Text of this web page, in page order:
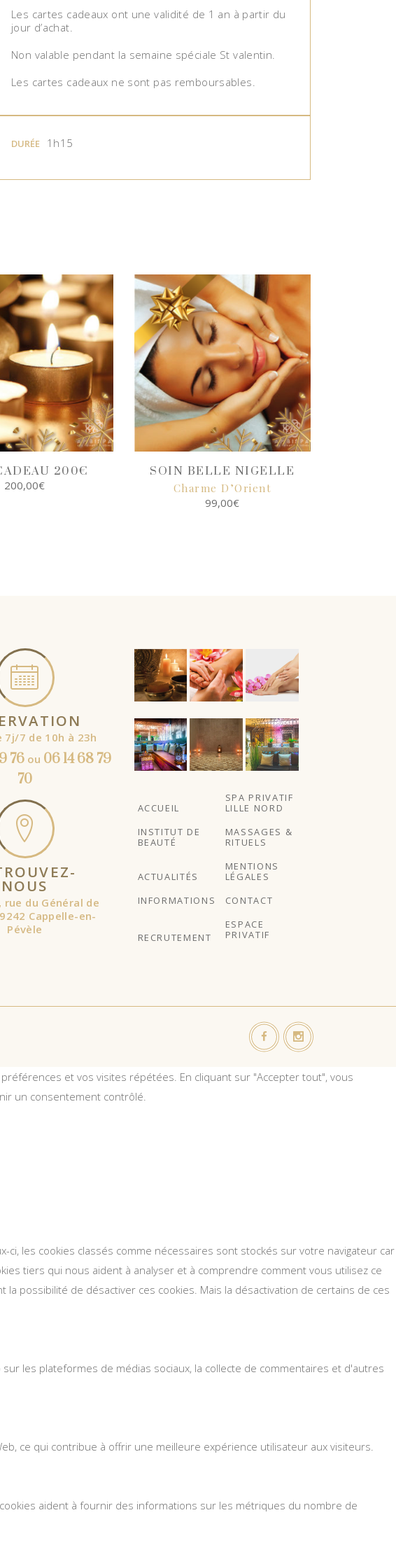
Les cartes cadeaux ont une validité de 1 an à partir du
jour d’achat.
Non valable pendant la semaine spéciale St valentin.
Les cartes cadeaux ne sont pas remboursables.
DURÉE 1h15
200€
200,00€
SOIN BELLE NIGELLE
Charme D’Orient
99,00€
7j/7 de 10h à 23h
76ou 06 14 68 79
70
NOUS
rue du Général de
Cappelle-en-
Pévèle
À partir
de
de
ACCUEIL
SPA PRIVATIF
LILLE NORD
INSTITUT DE
BEAUTÉ
MASSAGES &
RITUELS
ACTUALITÉS
MENTIONS
LÉGALES
INFORMATIONS
CONTACT
RECRUTEMENT
ESPACE
PRIVATIF
et vos visites répétées. En cliquant sur "Accepter tout", vous
un consentement contrôlé.
les cookies classés comme nécessaires sont stockés sur votre navigateur car
tiers qui nous aident à analyser et à comprendre comment vous utilisez ce
possibilité de désactiver ces cookies. Mais la désactivation de certains de ces
les plateformes de médias sociaux, la collecte de commentaires et d'autres
ce qui contribue à offrir une meilleure expérience utilisateur aux visiteurs.
aident à fournir des informations sur les métriques du nombre de